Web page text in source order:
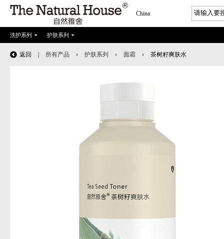
China
洗护系列 护肤系列
返回 所有产品 › 护肤系列 › 面霜 › 茶树籽爽肤水